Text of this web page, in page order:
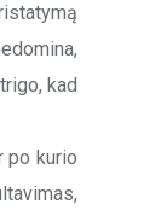
kad
po kurio